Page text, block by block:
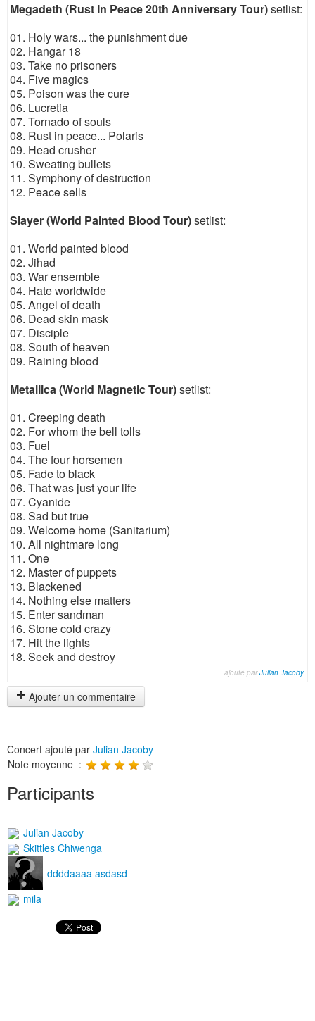
Megadeth (Rust In Peace 20th Anniversary Tour)setlist:
01. Holy wars... the punishment due
02. Hangar 18
03. Take no prisoners
04. Five magics
05. Poison was the cure
06. Lucretia
07. Tornado of souls
08. Rust in peace... Polaris
09. Head crusher
10. Sweating bullets
11. Symphony of destruction
12. Peace sells
Slayer (World Painted Blood Tour)setlist:
01. World painted blood
02. Jihad
03. War ensemble
04. Hate worldwide
05. Angel of death
06. Dead skin mask
07. Disciple
08. South of heaven
09. Raining blood
Metallica (World Magnetic Tour)setlist:
01. Creeping death
02. For whom the bell tolls
03. Fuel
04. The four horsemen
05. Fade to black
06. That was just your life
07. Cyanide
08. Sad but true
09. Welcome home (Sanitarium)
10. All nightmare long
11. One
12. Master of puppets
13. Blackened
14. Nothing else matters
15. Enter sandman
16. Stone cold crazy
17. Hit the lights
18. Seek and destroy
ajouté parJulian Jacoby
Ajouter un commentaire
Concert ajouté par Julian Jacoby
Note moyenne :
Participants
Julian Jacoby
Skittles Chiwenga
ddddaaaa asdasd
mila